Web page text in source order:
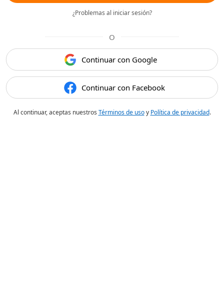
¿Problemas al iniciar sesión?
O
Continuar con Google
Continuar con Facebook
Al continuar, aceptas nuestros Términos de usoy Política de privacidad.